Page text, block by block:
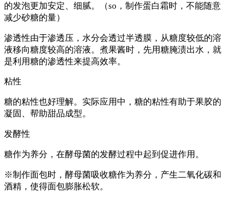
的发泡更加安定、细腻。（so，制作蛋白霜时，不能随意
减少砂糖的量）
渗透性由于渗透压，水分会透过半透膜，从糖度较低的溶
液移向糖度较高的溶液。煮果酱时，先用糖腌渍出水，就
是利用糖的渗透性来提高效率。
粘性
糖的粘性也好理解。实际应用中，糖的粘性有助于果胶的
凝固、帮助甜品成型。
发酵性
糖作为养分，在酵母菌的发酵过程中起到促进作用。
※制作面包时，酵母菌吸收糖作为养分，产生二氧化碳和
酒精，使得面包膨胀松软。